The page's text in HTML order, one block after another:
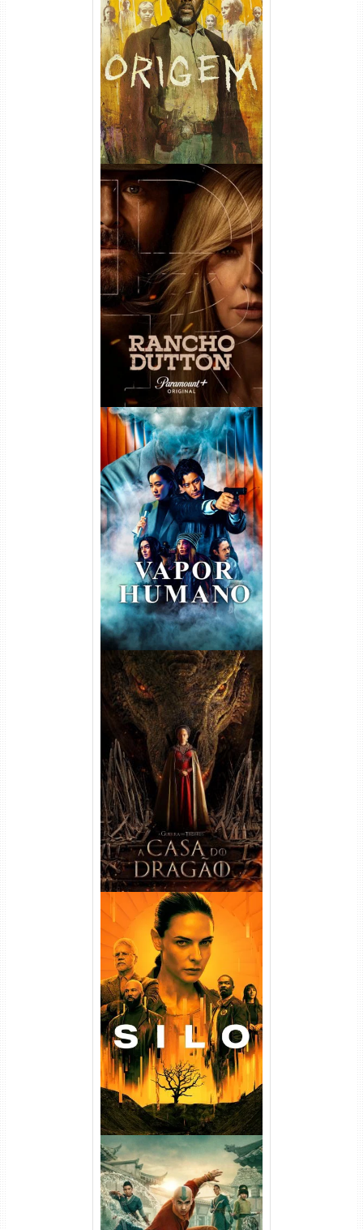
Origem 4ª Temporada Torrent
(2026) WEB-DL 1080p/4K
Dual Áudio
Rancho Dutton 1ª
Temporada Torrent (2026)
WEB-DL 1080p Dual Áudio
Vapor Humano 1ª Temporada
Torrent (2026) WEB-DL 1080p
Dual Áudio
A Casa do Dragão 1ª
Temporada Torrent (2022)
WEB-DL 720p/1080p Dual
Áudio
Silo 1ª Temporada Torrent
(2023) WEB-DL
720p/1080p/4K Dual Áudio